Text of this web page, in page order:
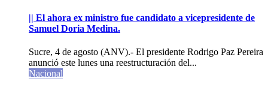
|| El ahora ex ministro fue candidato a vicepresidente de
Samuel Doria Medina.
Sucre, 4 de agosto (ANV).- El presidente Rodrigo Paz Pereira
anunció este lunes una reestructuración del...
Nacional